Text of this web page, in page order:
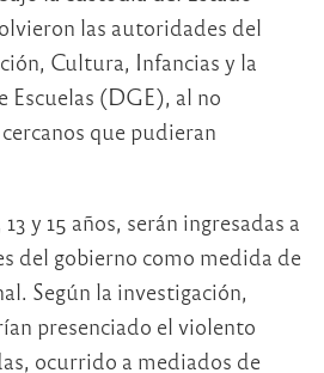
las autoridades del
Cultura, Infancias y la
Escuelas (DGE), al no
que pudieran
y 15 años, serán ingresadas a
del gobierno como medida de
Según la investigación,
presenciado el violento
ocurrido a mediados de